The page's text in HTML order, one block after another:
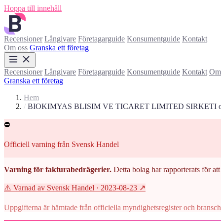
Hoppa till innehåll
Recensioner Långivare Företagarguide Konsumentguide Kontakt
Om oss Granska ett företag
Recensioner Långivare Företagarguide Konsumentguide Kontakt
Granska ett företag
Hem
/ BIOKIMYAS BLISIM VE TICARET LIMITED SIRKETI
⛔
Officiell varning från Svensk Handel
Varning för fakturabedrägerier. Detta bolag har rapporterats för
⚠️ Varnad av Svensk Handel · 2023-08-23 ↗
Uppgifterna är hämtade från officiella myndighetsregister och